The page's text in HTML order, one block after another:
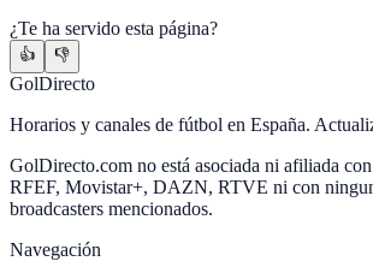
¿Te ha servido esta página?
👍 👎
GolDirecto
Horarios y canales de fútbol en España.
GolDirecto.com no está asociada ni afiliada
RFEF, Movistar+, DAZN, RTVE ni con
broadcasters mencionados.
Navegación